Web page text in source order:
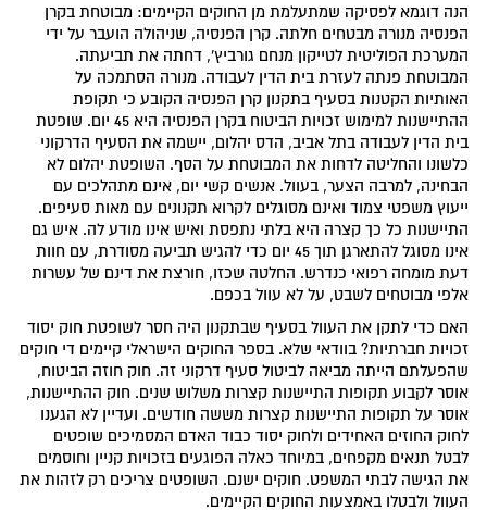
הנה דוגמא לפסיקה שמתעלמת מן החוקים הקיימים: מבוטחת בקרן
הפנסיה מנורה מבטחים חלתה. קרן הפנסיה, שניהולה הועבר על ידי
המערכת הפוליטית לטייקון מנחם גורביץ', דחתה את תביעתה.
המבוטחת פנתה לעזרת בית הדין לעבודה. מנורה הסתמכה על
האותיות הקטנות בסעיף בתקנון קרן הפנסיה הקובע כי תקופת
ההתיישנות למימוש זכויות הביטוח בקרן הפנסיה היא 45 יום. שופטת
בית הדין לעבודה בתל אביב, הדס יהלום, יישמה את הסעיף הדרקוני
כלשונו והחליטה לדחות את המבוטחת על הסף. השופטת יהלום לא
הבחינה, למרבה הצער, בעוול. אנשים קשי יום, אינם מתהלכים עם
ייעוץ משפטי צמוד ואינם מסוגלים לקרוא תקנונים עם מאות סעיפים.
התיישנות כל כך קצרה היא בלתי נתפסת ואיש אינו מודע לה. איש גם
אינו מסוגל להתארגן תוך 45 יום כדי להגיש תביעה מסודרת, עם חוות
דעת מומחה רפואי כנדרש. החלטה שכזו, חורצת את דינם של עשרות
אלפי מבוטחים לשבט, על לא עוול בכפם.
האם כדי לתקן את העוול בסעיף שבתקנון היה חסר לשופטת חוק יסוד
זכויות חברתיות? בוודאי שלא. בספר החוקים הישראלי קיימים די חוקים
שהפעלתם הייתה מביאה לביטול סעיף דרקוני זה. חוק חוזה הביטוח,
אוסר לקבוע תקופות התיישנות קצרות משלוש שנים. חוק ההתיישנות,
אוסר על תקופות התיישנות קצרות מששה חודשים. ועדיין לא הגענו
לחוק החוזים האחידים ולחוק יסוד כבוד האדם המסמיכים שופטים
לבטל תנאים מקפחים, במיוחד כאלה הפוגעים בזכויות קניין וחוסמים
את הגישה לבתי המשפט. חוקים ישנם. השופטים צריכים רק לזהות את
העוול ולבטלו באמצעות החוקים הקיימים.